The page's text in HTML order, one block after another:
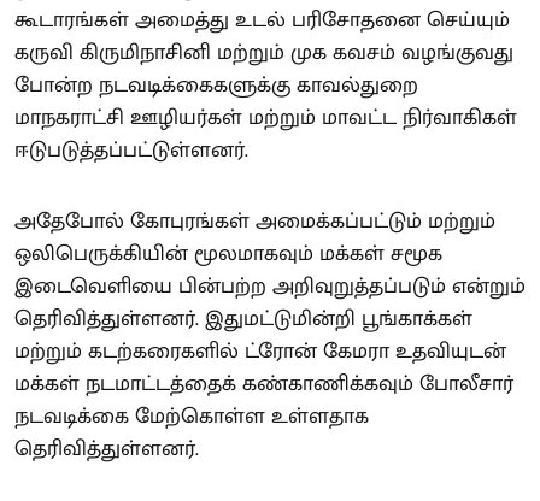
கூடாரங்கள் அமைத்து உடல் பரிசோதனை செய்யும்
கருவி கிருமிநாசினி மற்றும் முக கவசம் வழங்குவது
போன்ற நடவடிக்கைகளுக்கு காவல்துறை
மாநகராட்சி ஊழியர்கள் மற்றும் மாவட்ட நிர்வாகிகள்
ஈடுபடுத்தப்பட்டுள்ளனர்.
அதேபோல் கோபுரங்கள் அமைக்கப்பட்டும் மற்றும்
ஒலிபெருக்கியின் மூலமாகவும் மக்கள் சமூக
இடைவெளியை பின்பற்ற அறிவுறுத்தப்படும் என்றும்
தெரிவித்துள்ளனர். இதுமட்டுமின்றி பூங்காக்கள்
மற்றும் கடற்கரைகளில் ட்ரோன் கேமரா உதவியுடன்
மக்கள் நடமாட்டத்தைக் கண்காணிக்கவும் போலீசார்
நடவடிக்கை மேற்கொள்ள உள்ளதாக
தெரிவித்துள்ளனர்.